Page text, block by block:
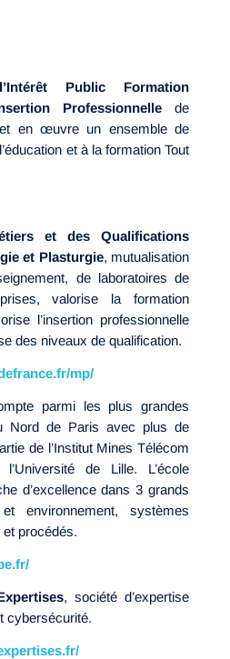
Public Formation
Professionnelle de
en œuvre un ensemble de
et à la formation Tout
et des Qualifications
et Plasturgie, mutualisation
de laboratoires de
valorise la formation
l’insertion professionnelle
des niveaux de qualification.
mp/
parmi les plus grandes
Nord de Paris avec plus de
de l’Institut Mines Télécom
de Lille. L’école
d’excellence dans 3 grands
environnement, systèmes
procédés.
, société d’expertise
cybersécurité.